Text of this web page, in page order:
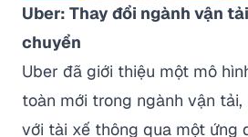
Uber: Thay đổi ngành vận
chuyển
Uber đã giới thiệu một mô
toàn mới trong ngành vận
với tài xế thông qua một ứng